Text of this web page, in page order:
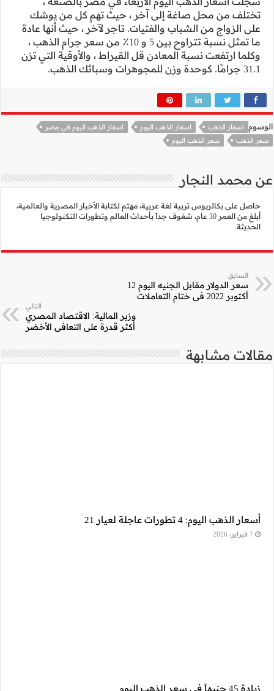
كل من يوشك
، حيث أنها عادة
بين 5 و 10٪ من سعر جرام الذهب ،
والأوقية التي تزن
اليوم في مصر
المصرية والعالمية،
وتطورات التكنولوجيا